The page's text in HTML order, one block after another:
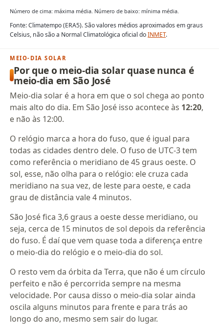
Número de cima: máxima média. Número de baixo: mínima média.
Fonte: Climatempo (ERA5). São valores médios aproximados em graus
Celsius, não são a Normal Climatológica oficial doINMET.
MEIO-DIA SOLAR
Por que o meio-dia solar quase nunca é
meio-dia em São José
Meio-dia solar é a hora em que o sol chega ao ponto
mais alto do dia. Em São José isso acontece às 12:20,
e não às 12:00.
O relógio marca a hora do fuso, que é igual para
todas as cidades dentro dele. O fuso de UTC-3 tem
como referência o meridiano de 45 graus oeste. O
sol, esse, não olha para o relógio: ele cruza cada
meridiano na sua vez, de leste para oeste, e cada
grau de distância vale 4 minutos.
São José fica 3,6 graus a oeste desse meridiano, ou
seja, cerca de 15 minutos de sol depois da referência
do fuso. É daí que vem quase toda a diferença entre
o meio-dia do relógio e o meio-dia do sol.
O resto vem da órbita da Terra, que não é um círculo
perfeito e não é percorrida sempre na mesma
velocidade. Por causa disso o meio-dia solar ainda
oscila alguns minutos para frente e para trás ao
longo do ano, mesmo sem sair do lugar.